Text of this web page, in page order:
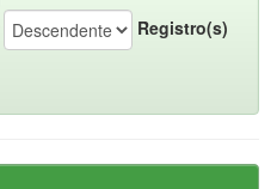
Registro(s)